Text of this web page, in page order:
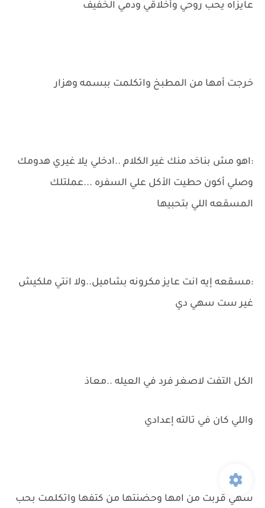
عايزاه يحب روحي وأخلاقي ودمي الخفيف
خرجت أمها من المطبخ واتكلمت ببسمه وهزار
:اهو مش بناخد منك غير الكلام ..ادخلي يلا غيري هدومك
وصلي أكون حطيت الأكل علي السفره ...عملتلك
المسقعه اللي بتحبيها
:مسقعه إيه انت عايز مكرونه بشاميل..ولا انتي ملكيش
غير ست سهي دي
الكل التفت لاصغر فرد في العيله ..معاذ
واللي كان في تالته إعدادي
سهي قربت من امها وحضنتها من كتفها واتكلمت بحب